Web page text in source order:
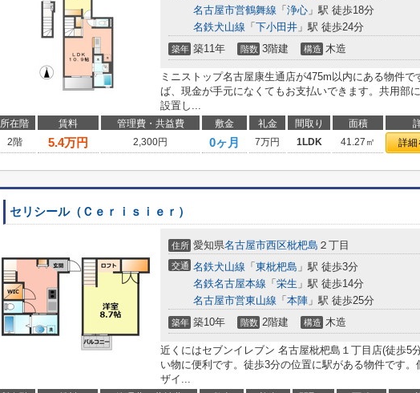
名古屋市営鶴舞線 「 浄心 」駅 徒歩18分
名鉄犬山線 「 下小田井 」駅 徒歩24分
築年 築11年 階数 3階建 構造 木造
ミニストップ名古屋康生通店が475m以内にある物件
ば、現金が手元になくてもお支払いできます。共用部
設置し...
所在階 賃料 管理費・共益費 敷金 礼金 間取り 面積
2階
5.4万円 2,300円 0ヶ月 7万円 1LDK 41.27㎡ 詳細
セリシール（Ｃｅｒｉｓｉｅｒ）
住所 愛知県名古屋市西区枇杷島 ２丁目
交通 名鉄犬山線 「 東枇杷島 」駅 徒歩3分
名鉄名古屋本線 「 栄生 」駅 徒歩14分
名古屋市営東山線 「 本陣 」駅 徒歩25分
築年 築10年 階数 2階建 構造 木造
近くにはセブンイレブン 名古屋枇杷島１丁目店(徒歩5
い物に便利です。徒歩3分の位置に駅がある物件です
ザイ...